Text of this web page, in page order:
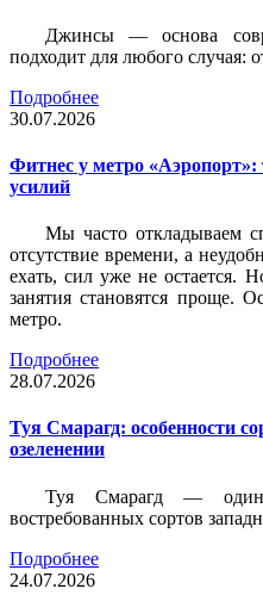
Джинсы — основа
подходит для любого случая:
Подробнее
30.07.2026
Фитнес у метро
усилий
Мы часто откладываем
отсутствие времени, а
ехать, сил уже не остается.
занятия становятся проще.
метро.
Подробнее
28.07.2026
Туя Смарагд: особенности
озеленении
Туя Смарагд —
востребованных сортов
Подробнее
24.07.2026